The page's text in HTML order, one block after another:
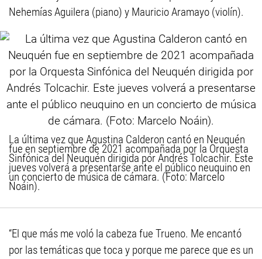
Nehemías Aguilera (piano) y Mauricio Aramayo (violín).
La última vez que Agustina Calderon cantó en Neuquén
fue en septiembre de 2021 acompañada por la Orquesta
Sinfónica del Neuquén dirigida por Andrés Tolcachir. Este
jueves volverá a presentarse ante el público neuquino en
un concierto de música de cámara. (Foto: Marcelo
Noáin).
“El que más me voló la cabeza fue Trueno. Me encantó
por las temáticas que toca y porque me parece que es un